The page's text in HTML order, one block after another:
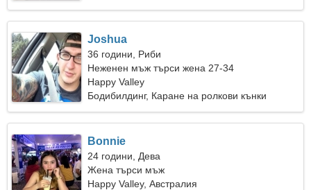
Joshua
36 години, Риби
Неженен мъж търси жена 27-34
Happy Valley
Бодибилдинг, Каране на ролкови кънки
Bonnie
24 години, Дева
Жена търси мъж
Happy Valley, Австралия